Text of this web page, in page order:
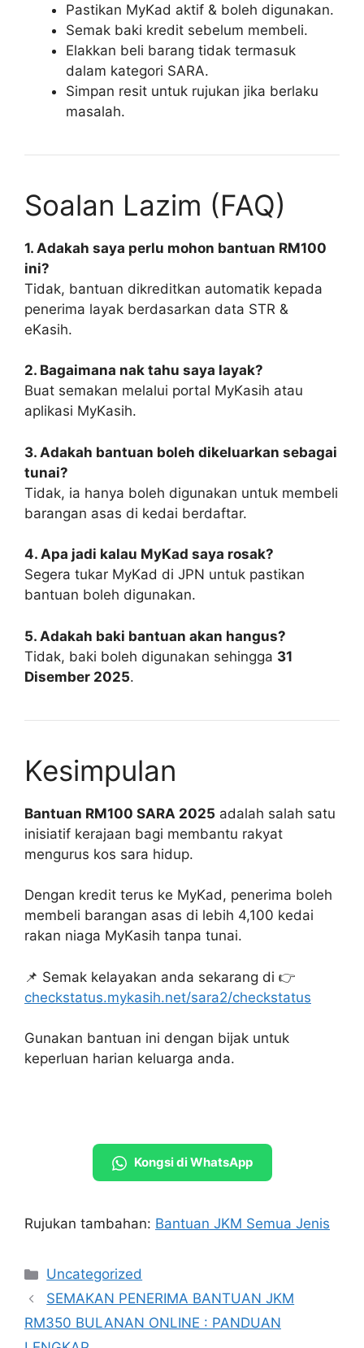
Pastikan MyKad aktif & boleh digunakan.
Semak baki kredit sebelum membeli.
Elakkan beli barang tidak termasuk
dalam kategori SARA.
Simpan resit untuk rujukan jika berlaku
masalah.
Soalan Lazim (FAQ)
1. Adakah saya perlu mohon bantuan RM100
ini?
Tidak, bantuan dikreditkan automatik kepada
penerima layak berdasarkan data STR &
eKasih.
2. Bagaimana nak tahu saya layak?
Buat semakan melalui portal MyKasih atau
aplikasi MyKasih.
3. Adakah bantuan boleh dikeluarkan sebagai
tunai?
Tidak, ia hanya boleh digunakan untuk membeli
barangan asas di kedai berdaftar.
4. Apa jadi kalau MyKad saya rosak?
Segera tukar MyKad di JPN untuk pastikan
bantuan boleh digunakan.
5. Adakah baki bantuan akan hangus?
Tidak, baki boleh digunakan sehingga 31
Disember 2025.
Kesimpulan
Bantuan RM100 SARA 2025 adalah salah satu
inisiatif kerajaan bagi membantu rakyat
mengurus kos sara hidup.
Dengan kredit terus ke MyKad, penerima boleh
membeli barangan asas di lebih 4,100 kedai
rakan niaga MyKasih tanpa tunai.
📌 Semak kelayakan anda sekarang di 👉
checkstatus.mykasih.net/sara2/checkstatus
Gunakan bantuan ini dengan bijak untuk
keperluan harian keluarga anda.
Kongsi di WhatsApp
Rujukan tambahan: Bantuan JKM Semua Jenis
Categories
Uncategorized
SEMAKAN PENERIMA BANTUAN JKM
RM350 BULANAN ONLINE : PANDUAN